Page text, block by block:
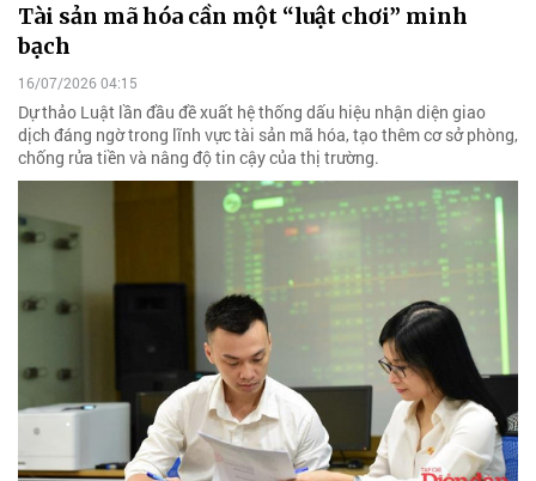
Tài sản mã hóa cần một “luật chơi” minh
bạch
16/07/2026 04:15
Dự thảo Luật lần đầu đề xuất hệ thống dấu hiệu nhận diện giao
dịch đáng ngờ trong lĩnh vực tài sản mã hóa, tạo thêm cơ sở phòng,
chống rửa tiền và nâng độ tin cậy của thị trường.